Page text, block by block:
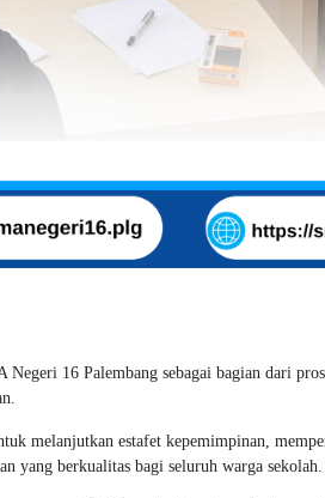
16 Palembang sebagai bagian dari
melanjutkan estafet kepemimpinan,
yang berkualitas bagi seluruh warga sekolah.